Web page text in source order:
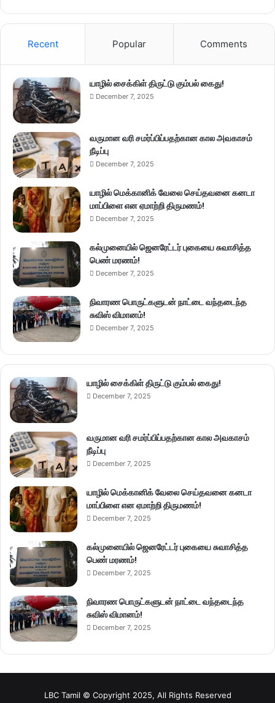
Recent Popular Comments
யாழில் சைக்கிள் திருட்டு கும்பல் கைது!
December 7, 2025
வருமான வரி சமர்ப்பிப்பதற்கான கால அவகாசம்
நீடிப்பு
December 7, 2025
யாழில் மெக்கானிக் வேலை செய்தவனை கனடா
மாப்பிளை என ஏமாற்றி திருமணம்!
December 7, 2025
கல்முனையில் ஜெனரேட்டர் புகையை சுவாசித்த
பெண் மரணம்!
December 7, 2025
நிவாரண பொருட்களுடன் நாட்டை வந்தடைந்த
சுவிஸ் விமானம்!
December 7, 2025
யாழில் சைக்கிள் திருட்டு கும்பல் கைது!
December 7, 2025
வருமான வரி சமர்ப்பிப்பதற்கான கால அவகாசம்
நீடிப்பு
December 7, 2025
யாழில் மெக்கானிக் வேலை செய்தவனை கனடா
மாப்பிளை என ஏமாற்றி திருமணம்!
December 7, 2025
கல்முனையில் ஜெனரேட்டர் புகையை சுவாசித்த
பெண் மரணம்!
December 7, 2025
நிவாரண பொருட்களுடன் நாட்டை வந்தடைந்த
சுவிஸ் விமானம்!
December 7, 2025
LBC Tamil © Copyright 2025, All Rights Reserved